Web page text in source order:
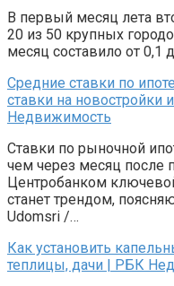
В первый месяц лета
20 из 50 крупных
месяц составило от 0,1
Средние ставки по
ставки на
Недвижимость
Ставки по рыночной
чем через месяц после
Центробанком
станет трендом,
Udomsri /…
Как установить
теплицы, дачи | РБК